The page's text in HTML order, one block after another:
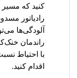
کنید که مسیر
رادیاتور
آلودگی‌ها
راندمان
با احتیاط
اقدام کنید.